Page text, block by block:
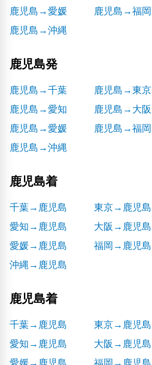
鹿児島→愛媛
鹿児島→福岡
鹿児島→沖縄
鹿児島発
鹿児島→千葉 鹿児島→東京
鹿児島→愛知
鹿児島→大阪
鹿児島→愛媛
鹿児島→福岡
鹿児島→沖縄
鹿児島着
千葉→鹿児島 東京→鹿児島
愛知→鹿児島
大阪→鹿児島
愛媛→鹿児島
福岡→鹿児島
沖縄→鹿児島
鹿児島着
千葉→鹿児島 東京→鹿児島
愛知→鹿児島
大阪→鹿児島